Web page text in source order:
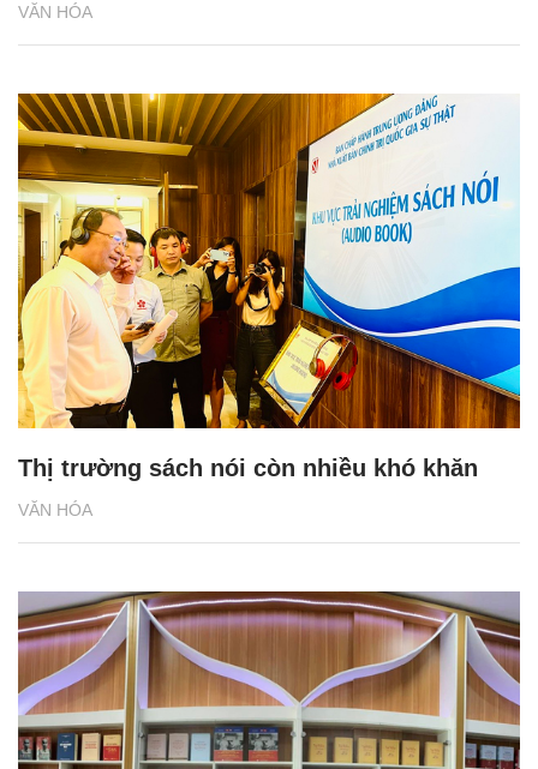
VĂN HÓA
VĂN HÓA
Thị trường sách nói còn nhiều khó khăn